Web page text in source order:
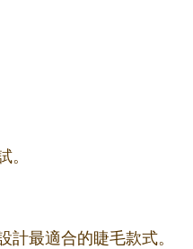
。
最適合的睫毛款式。